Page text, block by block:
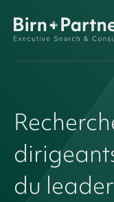
du